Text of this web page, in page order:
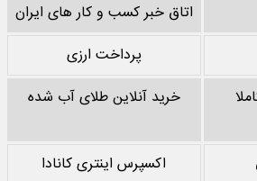
اتاق خبر کسب و کار های ایران
پرداخت ارزی
خرید آنلاین طلای آب شده
اکسپرس اینتری کانادا